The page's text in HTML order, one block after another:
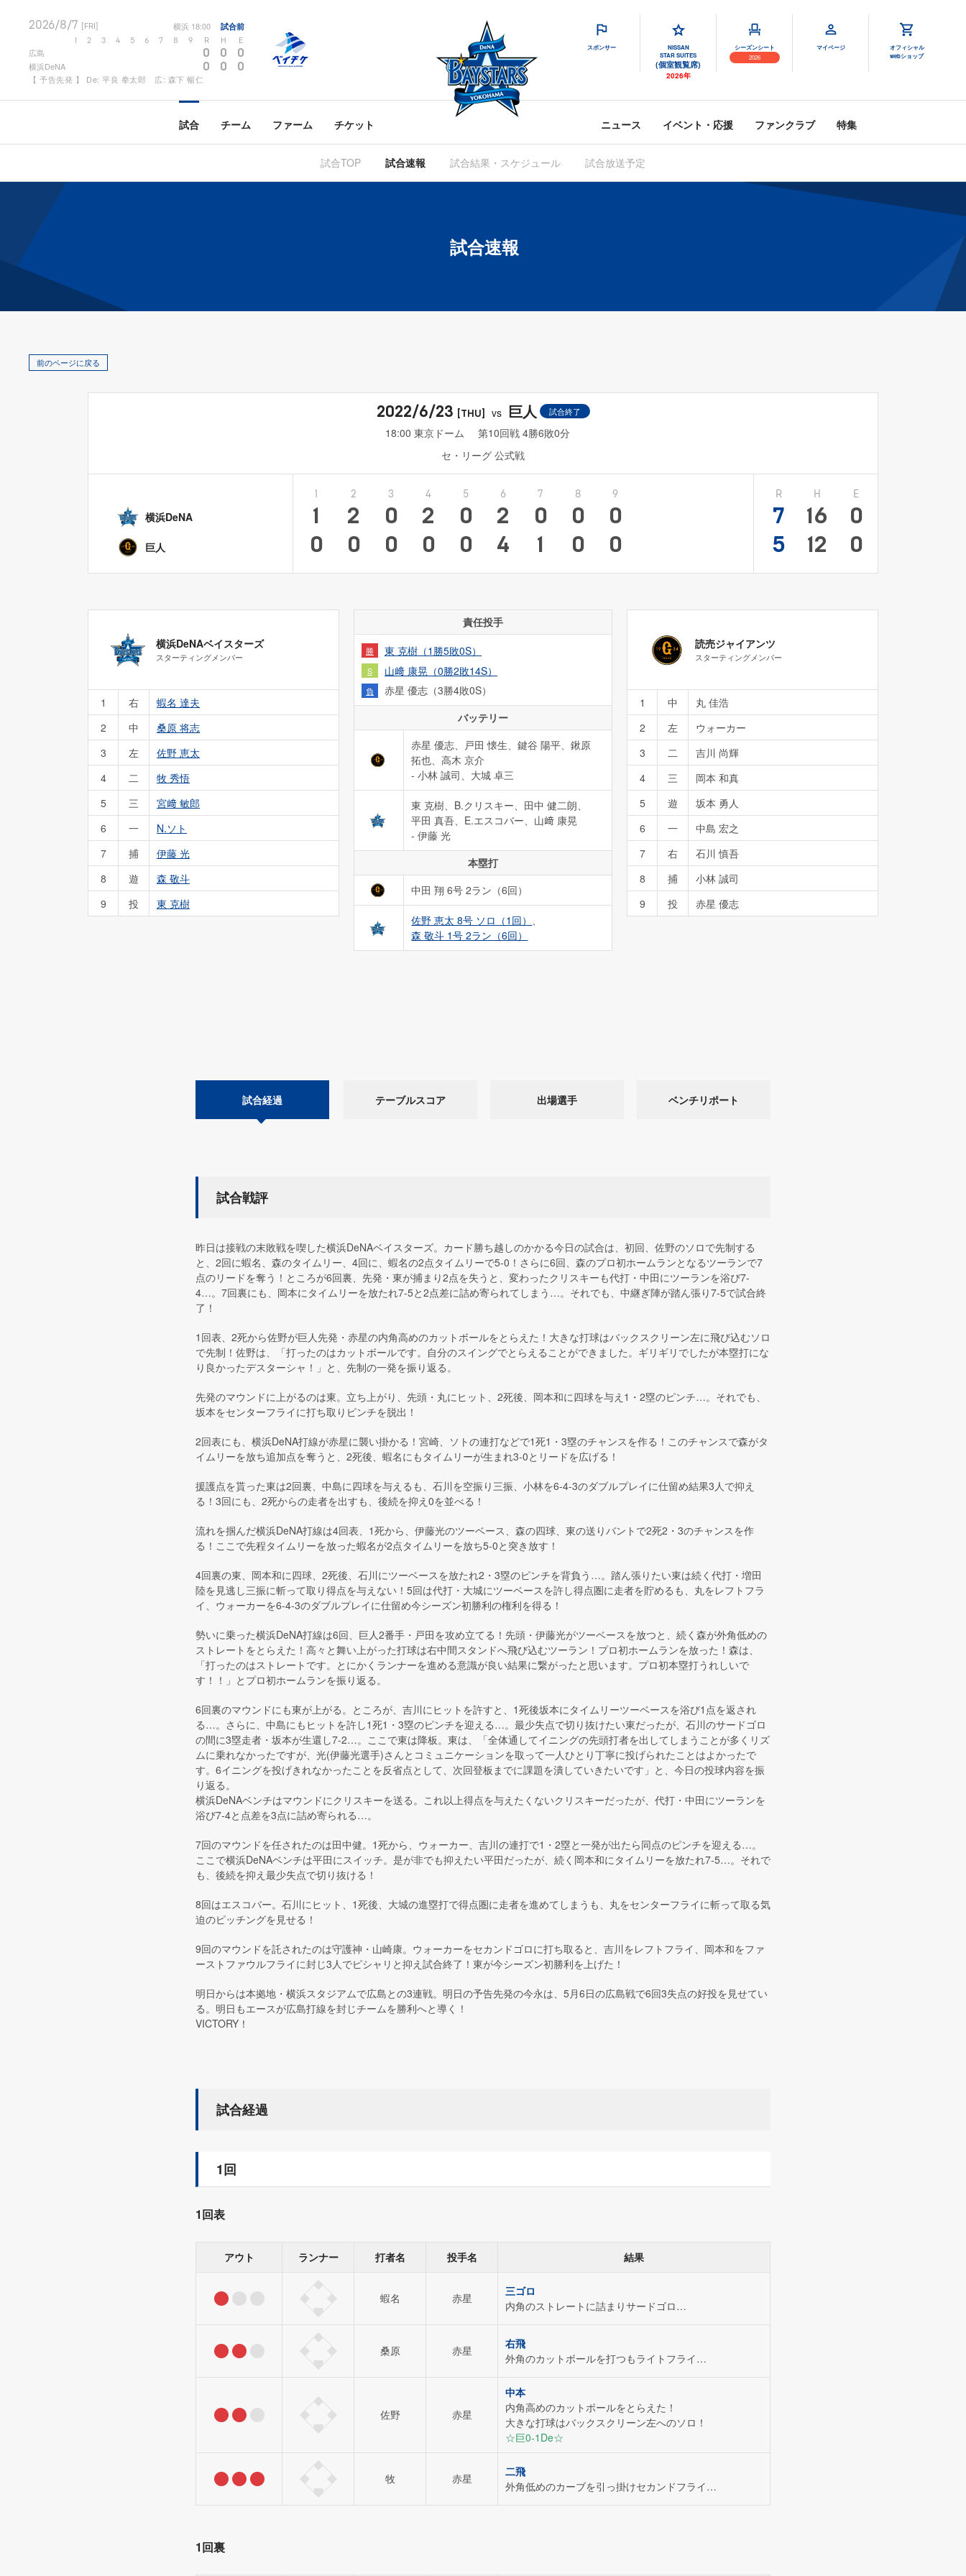
2026/8/7 [FRI] 横浜 18:00 試合前
2 3 4 5 6 7 8 9 R H E
広島 0 0 0
横浜DeNA 0 0 0
【 予告先発 】 De: 平良 拳太郎 広: 森下 暢仁
スポンサー
NISSAN
STAR SUITES
(個室観覧席)
2026年
シーズンシート
2026
マイページ
オフィシャル
webショップ
試合 チーム ファーム チケット ニュース イベント・応援 ファンクラブ 特集
試合TOP 試合速報 試合結果・スケジュール 試合放送予定
試合速報
前のページに戻る
2022/6/23 [THU] vs 巨人 試合終了
18:00 東京ドーム
第10回戦 4勝6敗0分
セ・リーグ 公式戦
横浜DeNA
巨人
1
0
2
2
0
3
0
0
4
2
0
5
0
0
6
2
4
7
0
1
8
0
0
9
0
0
R
7
5
H
16
12
E
0
0
横浜DeNAベイスターズ
スターティングメンバー
1 右
蝦名 達夫
2
中
桑原 将志
3
左
佐野 恵太
4
二
牧 秀悟
5
三
宮﨑 敏郎
6
一
N.ソト
7
捕
伊藤 光
8
遊
森 敬斗
9
投 東 克樹
責任投手
勝 東 克樹（1勝5敗0S）
S 山﨑 康晃（0勝2敗14S）
負
赤星 優志（3勝4敗0S）
バッテリー
赤星 優志、戸田 懐生、鍵谷 陽平、鍬原
拓也、高木 京介
- 小林 誠司、大城 卓三
東 克樹、B.クリスキー、田中 健二朗、
平田 真吾、E.エスコバー、山﨑 康晃
- 伊藤 光
本塁打
中田 翔 6号 2ラン（6回）
佐野 恵太 8号 ソロ（1回） 、
森 敬斗 1号 2ラン（6回）
読売ジャイアンツ
スターティングメンバー
1 中
丸 佳浩
2
左
ウォーカー
3
二
吉川 尚輝
4
三
岡本 和真
5
遊
坂本 勇人
6
一
中島 宏之
7
右
石川 慎吾
8
捕
小林 誠司
9
投 赤星 優志
試合経過 テーブルスコア 出場選手 ベンチリポート
試合戦評
昨日は接戦の末敗戦を喫した横浜DeNAベイスターズ。カード勝ち越しのかかる今日の試合は、初回、佐野のソロで先制する
と、2回に蝦名、森のタイムリー、4回に、蝦名の2点タイムリーで5-0！さらに6回、森のプロ初ホームランとなるツーランで7
点のリードを奪う！ところが6回裏、先発・東が捕まり2点を失うと、変わったクリスキーも代打・中田にツーランを浴び7-
4…。7回裏にも、岡本にタイムリーを放たれ7-5と2点差に詰め寄られてしまう…。それでも、中継ぎ陣が踏ん張り7-5で試合終
了！
1回表、2死から佐野が巨人先発・赤星の内角高めのカットボールをとらえた！大きな打球はバックスクリーン左に飛び込むソロ
で先制！佐野は、「打ったのはカットボールです。自分のスイングでとらえることができました。ギリギリでしたが本塁打にな
り良かったデスターシャ！」と、先制の一発を振り返る。
先発のマウンドに上がるのは東。立ち上がり、先頭・丸にヒット、2死後、岡本和に四球を与え1・2塁のピンチ…。それでも、
坂本をセンターフライに打ち取りピンチを脱出！
2回表にも、横浜DeNA打線が赤星に襲い掛かる！宮崎、ソトの連打などで1死1・3塁のチャンスを作る！このチャンスで森がタ
イムリーを放ち追加点を奪うと、2死後、蝦名にもタイムリーが生まれ3-0とリードを広げる！
援護点を貰った東は2回裏、中島に四球を与えるも、石川を空振り三振、小林を6-4-3のダブルプレイに仕留め結果3人で抑え
る！3回にも、2死からの走者を出すも、後続を抑え0を並べる！
流れを掴んだ横浜DeNA打線は4回表、1死から、伊藤光のツーベース、森の四球、東の送りバントで2死2・3のチャンスを作
る！ここで先程タイムリーを放った蝦名が2点タイムリーを放ち5-0と突き放す！
4回裏の東、岡本和に四球、2死後、石川にツーベースを放たれ2・3塁のピンチを背負う…。踏ん張りたい東は続く代打・増田
陸を見逃し三振に斬って取り得点を与えない！5回は代打・大城にツーベースを許し得点圏に走者を貯めるも、丸をレフトフラ
イ、ウォーカーを6-4-3のダブルプレイに仕留め今シーズン初勝利の権利を得る！
勢いに乗った横浜DeNA打線は6回、巨人2番手・戸田を攻め立てる！先頭・伊藤光がツーベースを放つと、続く森が外角低めの
ストレートをとらえた！高々と舞い上がった打球は右中間スタンドへ飛び込むツーラン！プロ初ホームランを放った！森は、
「打ったのはストレートです。とにかくランナーを進める意識が良い結果に繋がったと思います。プロ初本塁打うれしいで
す！！」とプロ初ホームランを振り返る。
6回裏のマウンドにも東が上がる。ところが、吉川にヒットを許すと、1死後坂本にタイムリーツーベースを浴び1点を返され
る…。さらに、中島にもヒットを許し1死1・3塁のピンチを迎える…。最少失点で切り抜けたい東だったが、石川のサードゴロ
の間に3塁走者・坂本が生還し7-2…。ここで東は降板。東は、「全体通してイニングの先頭打者を出してしまうことが多くリズ
ムに乗れなかったですが、光(伊藤光選手)さんとコミュニケーションを取って一人ひとり丁寧に投げられたことはよかったで
す。6イニングを投げきれなかったことを反省点として、次回登板までに課題を潰していきたいです」と、今日の投球内容を振
り返る。
横浜DeNAベンチはマウンドにクリスキーを送る。これ以上得点を与えたくないクリスキーだったが、代打・中田にツーランを
浴び7-4と点差を3点に詰め寄られる…。
7回のマウンドを任されたのは田中健。1死から、ウォーカー、吉川の連打で1・2塁と一発が出たら同点のピンチを迎える…。
ここで横浜DeNAベンチは平田にスイッチ。是が非でも抑えたい平田だったが、続く岡本和にタイムリーを放たれ7-5…。それで
も、後続を抑え最少失点で切り抜ける！
8回はエスコバー。石川にヒット、1死後、大城の進塁打で得点圏に走者を進めてしまうも、丸をセンターフライに斬って取る気
迫のピッチングを見せる！
9回のマウンドを託されたのは守護神・山崎康。ウォーカーをセカンドゴロに打ち取ると、吉川をレフトフライ、岡本和をファ
ーストファウルフライに封じ3人でピシャリと抑え試合終了！東が今シーズン初勝利を上げた！
明日からは本拠地・横浜スタジアムで広島との3連戦。明日の予告先発の今永は、5月6日の広島戦で6回3失点の好投を見せてい
る。明日もエースが広島打線を封じチームを勝利へと導く！
VICTORY！
試合経過
1回
1回表
アウト ランナー 打者名 投手名 結果
蝦名 赤星
三ゴロ
内角のストレートに詰まりサードゴロ…
桑原 赤星
右飛
外角のカットボールを打つもライトフライ…
佐野 赤星
中本
内角高めのカットボールをとらえた！
大きな打球はバックスクリーン左へのソロ！
☆巨0-1De☆
牧 赤星
二飛
外角低めのカーブを引っ掛けセカンドフライ…
1回裏